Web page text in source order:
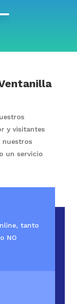
y visitantes
nuestros
un servicio
tanto
NO